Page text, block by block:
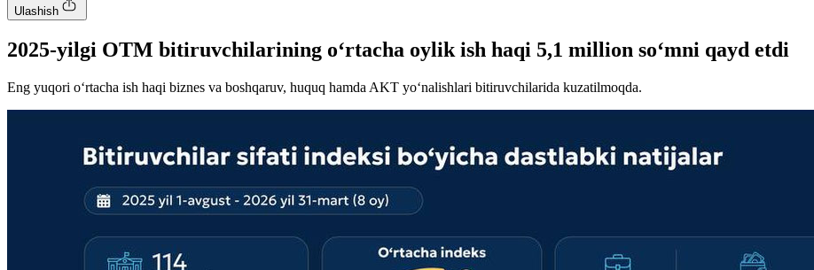
Ulashish
2025-yilgi OTM bitiruvchilarining o‘rtacha oylik ish haqi 5,1 million so‘mni qayd etdi
Eng yuqori o‘rtacha ish haqi biznes va boshqaruv, huquq hamda AKT yo‘nalishlari bitiruvchilarida kuzatilmoqda.